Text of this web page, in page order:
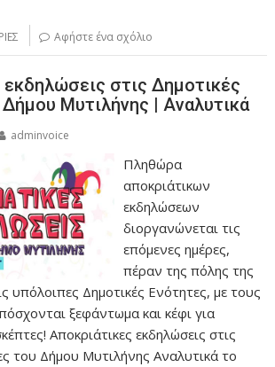
Αφήστε ένα σχόλιο
εκδηλώσεις στις Δημοτικές
Μυτιλήνης | Αναλυτικά
adminvoice
Πληθώρα
αποκριάτικων
εκδηλώσεων
διοργανώνεται τις
επόμενες ημέρες,
πέραν της πόλης της
υπόλοιπες Δημοτικές Ενότητες, με τους
ξεφάντωμα και κέφι για
Αποκριάτικες εκδηλώσεις στις
του Δήμου Μυτιλήνης Αναλυτικά το